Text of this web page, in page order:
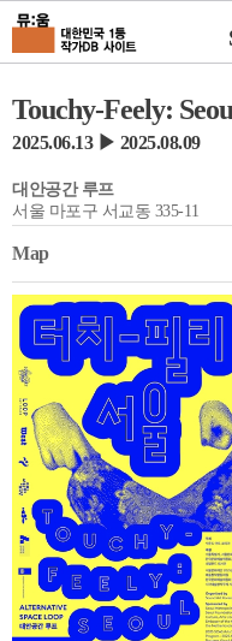
Touchy-Feely:
2025.06.13 ▶ 2025.08.09
대안공간 루프
서울 마포구 서교동 335-11
Map